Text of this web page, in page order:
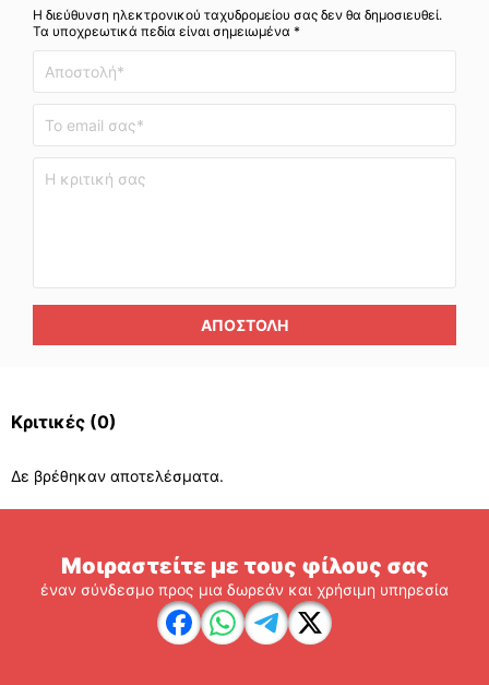
Η διεύθυνση ηλεκτρονικού ταχυδρομείου σας δεν θα δημοσιευθεί.
Τα υποχρεωτικά πεδία είναι σημειωμένα *
ΑΠΟΣΤΟΛΉ
Κριτικές (0)
Δε βρέθηκαν αποτελέσματα.
Μοιραστείτε με τους φίλους σας
έναν σύνδεσμο προς μια δωρεάν και χρήσιμη υπηρεσία